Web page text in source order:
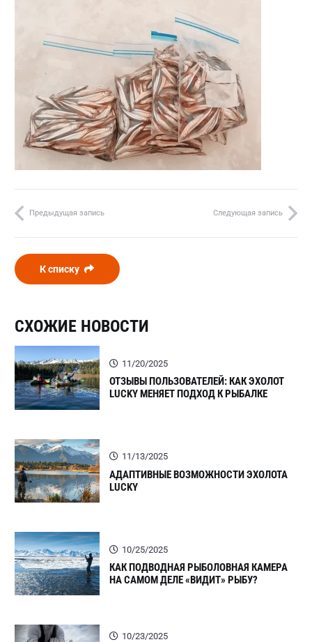
Предыдущая запись Следующая запись
К списку
СХОЖИЕ НОВОСТИ
11/20/2025
ОТЗЫВЫ ПОЛЬЗОВАТЕЛЕЙ: КАК ЭХОЛОТ
LUCKY МЕНЯЕТ ПОДХОД К РЫБАЛКЕ
11/13/2025
АДАПТИВНЫЕ ВОЗМОЖНОСТИ ЭХОЛОТА
LUCKY
10/25/2025
КАК ПОДВОДНАЯ РЫБОЛОВНАЯ КАМЕРА
НА САМОМ ДЕЛЕ «ВИДИТ» РЫБУ?
10/23/2025